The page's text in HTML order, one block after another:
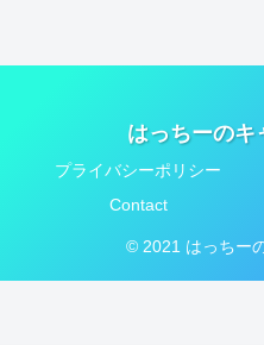
はっちーのキ
プライバシーポリシー
Contact
© 2021 はっちー